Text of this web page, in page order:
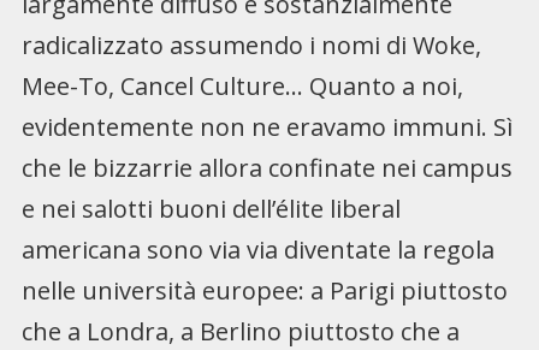
radicalizzato assumendo i nomi di Woke,
Mee-To, Cancel Culture… Quanto a noi,
evidentemente non ne eravamo immuni. Sì
che le bizzarrie allora confinate nei campus
e nei salotti buoni dell’élite liberal
americana sono via via diventate la regola
nelle università europee: a Parigi piuttosto
che a Londra, a Berlino piuttosto che a